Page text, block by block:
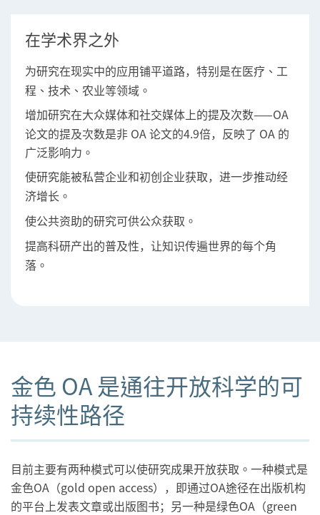
在学术界之外
为研究在现实中的应用铺平道路，特别是在医疗、工
程、技术、农业等领域。
增加研究在大众媒体和社交媒体上的提及次数——OA
论文的提及次数是非 OA 论文的4.9倍，反映了 OA 的
广泛影响力。
使研究能被私营企业和初创企业获取， 进一步推动经
济增长 。
使公共资助的研究可供公众获取 。
提高科研产出的普及性，让知识传遍世界的每个角
落。
金色 OA 是通往开放科学的可
持续性路径
目前主要有两种模式可以使研究成果开放获取。一种模式是
金色OA（gold open access），即通过OA途径在出版机构
的平台上发表文章或出版图书；另一种是绿色OA（green